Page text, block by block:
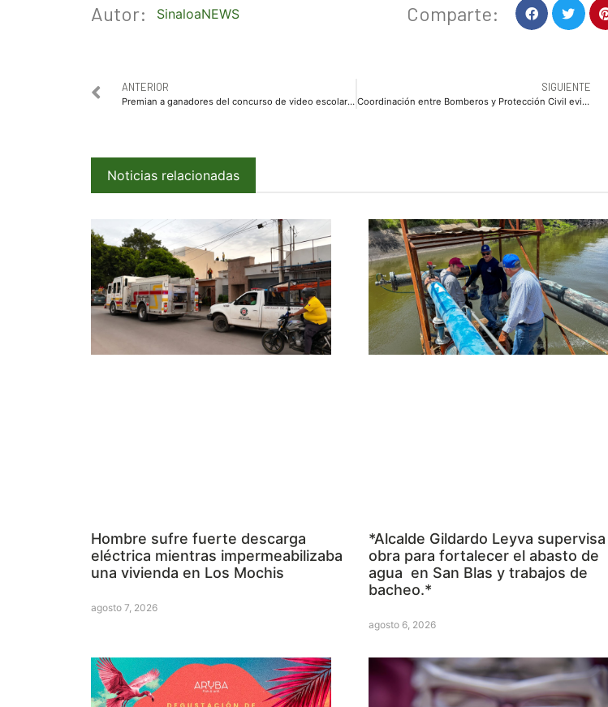
Autor: SinaloaNEWS Comparte:
ANTERIOR
Premian a ganadores del concurso de video escolar “Donde fluye el agua crece la igualdad” de JAPAMA.
SIGUIENTE
Coordinación entre Bomberos y Protección Civil evitó tragedia mayor en Plaza Fiesta Las Palmas
Noticias relacionadas
Hombre sufre fuerte descarga
eléctrica mientras impermeabilizaba
una vivienda en Los Mochis
agosto 7, 2026
*Alcalde Gildardo Leyva supervisa
obra para fortalecer el abasto de
agua en San Blas y trabajos de
bacheo.*
agosto 6, 2026